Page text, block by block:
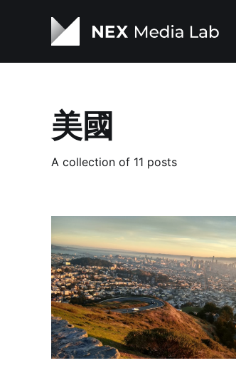
美國
A collection of 11 posts